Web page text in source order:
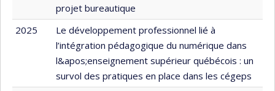
projet bureautique
2025
Le développement professionnel lié à
l’intégration pédagogique du numérique dans
l&apos;enseignement supérieur québécois : un
survol des pratiques en place dans les cégeps